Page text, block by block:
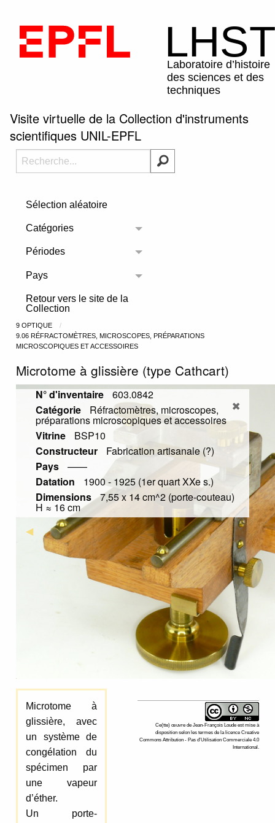
Visite virtuelle de la Collection d'instruments
scientifiques UNIL-EPFL
Sélection aléatoire
Catégories
Toggle menu
Périodes
Toggle menu
Pays
Toggle menu
Retour vers le site de la
Collection
9 OPTIQUE
9.06 RÉFRACTOMÈTRES, MICROSCOPES, PRÉPARATIONS
MICROSCOPIQUES ET ACCESSOIRES
Microtome à glissière (type Cathcart)
Previous Slide
◀︎
N° d'inventaire
603.0842
Catégorie
Réfractomètres, microscopes,
préparations microscopiques et accessoires
Vitrine
BSP10
Constructeur
Fabrication artisanale (?)
Pays
——
Datation
1900 - 1925 (1er quart XXe s.)
Dimensions 7,55 x 14 cm^2 (porte-couteau)
H ≈ 16 cm
Microtome à
glissière, avec
un système de
congélation du
spécimen par
une vapeur
d’éther.
Un porte-
Ce(tte) œuvre de Jean-François Loude est mise à
disposition selon les termes de la licence Creative
Commons Attribution - Pas d’Utilisation Commerciale 4.0
International.